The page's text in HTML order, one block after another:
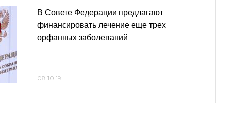
В Совете Федерации предлагают
финансировать лечение еще трех
орфанных заболеваний
08.10.19